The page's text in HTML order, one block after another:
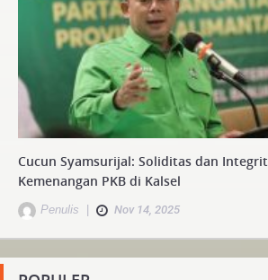
Cucun Syamsurijal: Soliditas dan
Kemenangan PKB di Kalsel
Penulis Nov 14, 2025